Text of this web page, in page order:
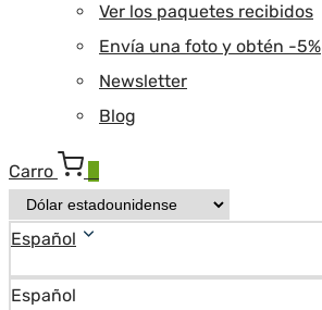
Ver los paquetes recibidos
Envía una foto y obtén -5%
Newsletter
Blog
Carro
Español
Español